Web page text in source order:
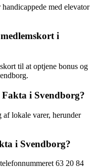
med elevator
i
til at optjene bonus og
i Svendborg?
lokale varer, herunder
i Svendborg?
63 20 84